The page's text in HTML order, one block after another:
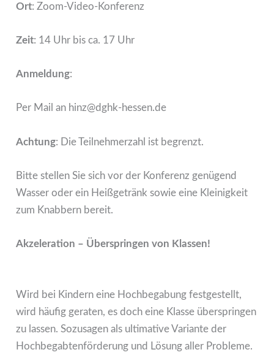
Ort: Zoom-Video-Konferenz
Zeit: 14 Uhr bis ca. 17 Uhr
Anmeldung:
Per Mail an hinz@dghk-hessen.de
Achtung: Die Teilnehmerzahl ist begrenzt.
Bitte stellen Sie sich vor der Konferenz genügend
Wasser oder ein Heißgetränk sowie eine Kleinigkeit
zum Knabbern bereit.
Akzeleration – Überspringen von Klassen!
Wird bei Kindern eine Hochbegabung festgestellt,
wird häufig geraten, es doch eine Klasse überspringen
zu lassen. Sozusagen als ultimative Variante der
Hochbegabtenförderung und Lösung aller Probleme.